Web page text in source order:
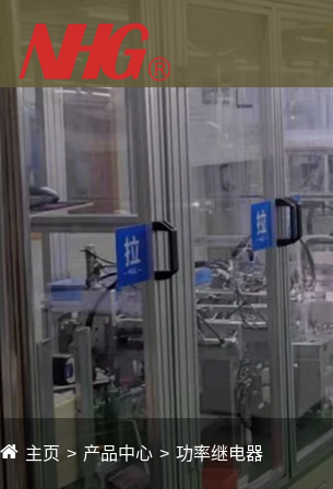
主页 产品中心 功率继电器